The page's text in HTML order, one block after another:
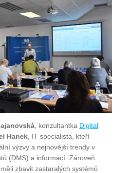
, konzultantka Digital
Hanek , IT specialista, kteří
výzvy a nejnovější trendy v
(DMS) a informací. Zároveň
zbavit zastaralých systémů